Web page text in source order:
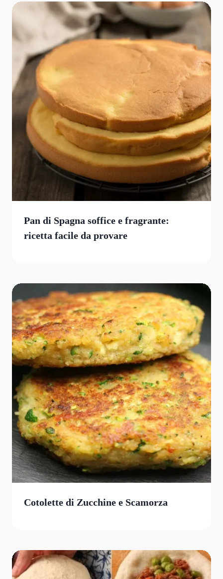
Pan di Spagna soffice e fragrante:
ricetta facile da provare
Cotolette di Zucchine e Scamorza